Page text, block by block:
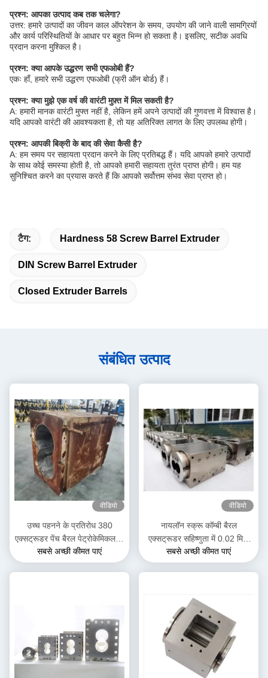
प्रश्न: आपका उत्पाद कब तक चलेगा?
उत्तर: हमारे उत्पादों का जीवन काल ऑपरेशन के समय, उपयोग की जाने वाली सामग्रियों
और कार्य परिस्थितियों के आधार पर बहुत भिन्न हो सकता है। इसलिए, सटीक अवधि
प्रदान करना मुश्किल है।
प्रश्न: क्या आपके उद्धरण सभी एफओबी हैं?
एकः हाँ, हमारे सभी उद्धरण एफओबी (फ्री ऑन बोर्ड) हैं।
प्रश्न: क्या मुझे एक वर्ष की वारंटी मुफ़्त में मिल सकती है?
A: हमारी मानक वारंटी मुफ्त नहीं है, लेकिन हमें अपने उत्पादों की गुणवत्ता में विश्वास है।
यदि आपको वारंटी की आवश्यकता है, तो यह अतिरिक्त लागत के लिए उपलब्ध होगी।
प्रश्न: आपकी बिक्री के बाद की सेवा कैसी है?
A: हम समय पर सहायता प्रदान करने के लिए प्रतिबद्ध हैं। यदि आपको हमारे उत्पादों
के साथ कोई समस्या होती है, तो आपको हमारी सहायता तुरंत प्राप्त होगी। हम यह
सुनिश्चित करने का प्रयास करते हैं कि आपको सर्वोत्तम संभव सेवा प्राप्त हो।
टैग: Hardness 58 Screw Barrel Extruder
DIN Screw Barrel Extruder
Closed Extruder Barrels
संबंधित उत्पाद
वीडियो
उच्च पहनने के प्रतिरोध 380
एक्सट्रूडर पेंच बैरल पेट्रोकेमिकल के
लिए कॉम्बी बैरल
सबसे अच्छी कीमत पाएं
वीडियो
नायलॉन स्क्रू कॉम्बी बैरल
एक्सट्रूडर सहिष्णुता में 0.02 मिमी
प्लास्टिक एक्सट्रूज़न मशीन के लिए
सबसे अच्छी कीमत पाएं